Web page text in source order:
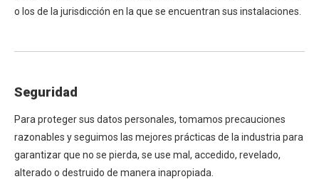
o los de la jurisdicción en la que se encuentran sus instalaciones.
Seguridad
Para proteger sus datos personales, tomamos precauciones
razonables y seguimos las mejores prácticas de la industria para
garantizar que no se pierda, se use mal, accedido, revelado,
alterado o destruido de manera inapropiada.